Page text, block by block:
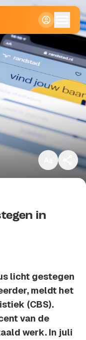
Klein
Standaard
in
licht gestegen
meldt het
(CBS).
van de
werk. In juli